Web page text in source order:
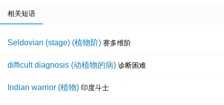
相关短语
Seldovian (stage) (植物阶) 赛多维阶
difficult diagnosis (动植物的病) 诊断困难
Indian warrior (植物) 印度斗士